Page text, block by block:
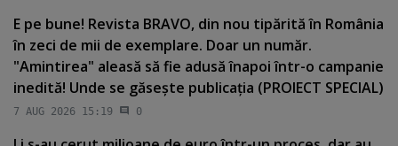
E pe bune! Revista BRAVO, din nou tipărită în România
în zeci de mii de exemplare. Doar un număr.
"Amintirea" aleasă să fie adusă înapoi într-o campanie
inedită! Unde se găseşte publicaţia (PROIECT SPECIAL)
7 AUG 2026 15:19 0